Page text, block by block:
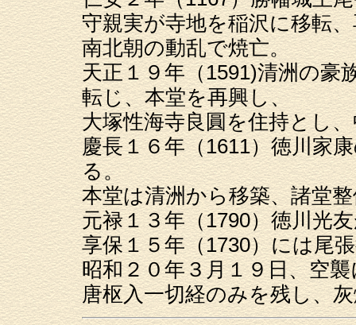
守親実が寺地を稲沢に移転
南北朝の動乱で焼亡。
天正１９年（1591)清洲の豪
転じ、本堂を再興し、
大塚性海寺良圓を住持とし
慶長１６年（1611）徳川家
る。
本堂は清洲から移築、諸堂
元禄１３年（1790）徳川光
享保１５年（1730）には尾
昭和２０年３月１９日、空
唐枢入一切経のみを残し、